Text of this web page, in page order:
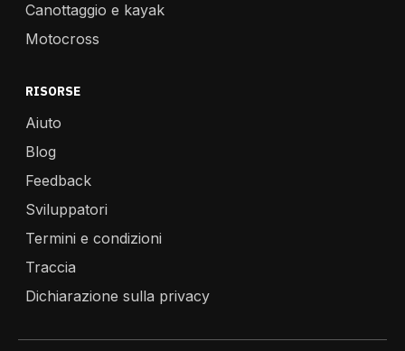
Canottaggio e kayak
Motocross
RISORSE
Aiuto
Blog
Feedback
Sviluppatori
Termini e condizioni
Traccia
Dichiarazione sulla privacy